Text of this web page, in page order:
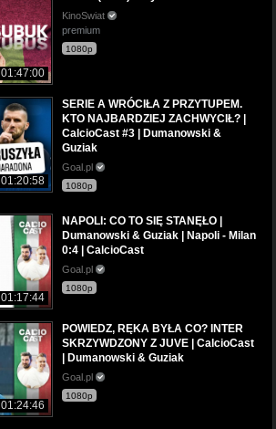
01:47:00
KinoSwiat
premium
1080p
01:20:58
SERIE A WRÓCIŁA Z PRZYTUPEM.
KTO NAJBARDZIEJ ZACHWYCIŁ? |
CalcioCast #3 | Dumanowski &
Guziak
Goal.pl
1080p
01:17:44
NAPOLI: CO TO SIĘ STANĘŁO |
Dumanowski & Guziak | Napoli - Milan
0:4 | CalcioCast
Goal.pl
1080p
01:24:46
POWIEDZ, RĘKA BYŁA CO? INTER
SKRZYWDZONY Z JUVE | CalcioCast
| Dumanowski & Guziak
Goal.pl
1080p